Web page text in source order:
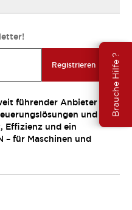
Brauche Hilfe ?
Registrieren
führender Anbieter
und
Effizienz und ein
– für Maschinen und